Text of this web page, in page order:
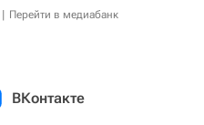
Перейти в медиабанк
ВКонтакте